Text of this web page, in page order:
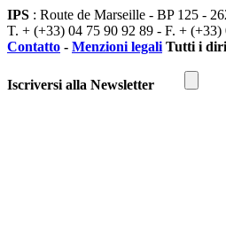
IPS : Route de Marseille - BP 125 -
T. + (+33) 04 75 90 92 89 - F. + (+33)
Contatto - Menzioni legali Tutti i
Iscriversi alla Newsletter